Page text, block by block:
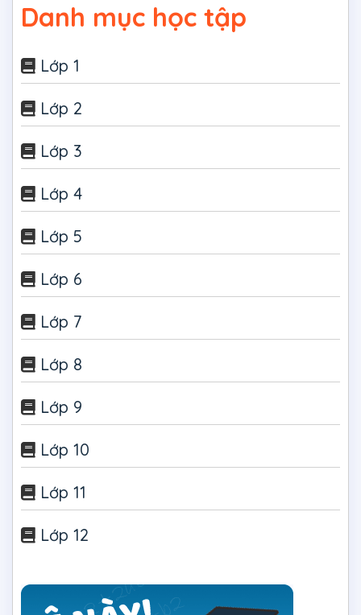
Danh mục học tập
Lớp 1
Lớp 2
Lớp 3
Lớp 4
Lớp 5
Lớp 6
Lớp 7
Lớp 8
Lớp 9
Lớp 10
Lớp 11
Lớp 12